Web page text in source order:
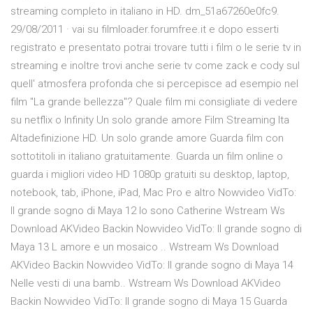
streaming completo in italiano in HD. dm_51a67260e0fc9.
29/08/2011 · vai su filmloader.forumfree.it e dopo esserti
registrato e presentato potrai trovare tutti i film o le serie tv in
streaming e inoltre trovi anche serie tv come zack e cody sul
quell' atmosfera profonda che si percepisce ad esempio nel
film "La grande bellezza"? Quale film mi consigliate di vedere
su netflix o Infinity Un solo grande amore Film Streaming Ita
Altadefinizione HD. Un solo grande amore Guarda film con
sottotitoli in italiano gratuitamente. Guarda un film online o
guarda i migliori video HD 1080p gratuiti su desktop, laptop,
notebook, tab, iPhone, iPad, Mac Pro e altro Nowvideo VidTo:
Il grande sogno di Maya 12 Io sono Catherine Wstream Ws
Download AKVideo Backin Nowvideo VidTo: Il grande sogno di
Maya 13 L amore e un mosaico .. Wstream Ws Download
AKVideo Backin Nowvideo VidTo: Il grande sogno di Maya 14
Nelle vesti di una bamb.. Wstream Ws Download AKVideo
Backin Nowvideo VidTo: Il grande sogno di Maya 15 Guarda